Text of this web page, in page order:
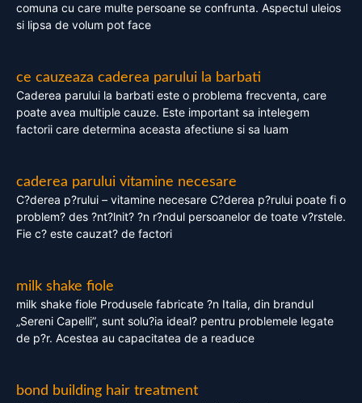
comuna cu care multe persoane se confrunta. Aspectul uleios
si lipsa de volum pot face
ce cauzeaza caderea parului la barbati
Caderea parului la barbati este o problema frecventa, care
poate avea multiple cauze. Este important sa intelegem
factorii care determina aceasta afectiune si sa luam
caderea parului vitamine necesare
C?derea p?rului – vitamine necesare C?derea p?rului poate fi o
problem? des ?nt?lnit? ?n r?ndul persoanelor de toate v?rstele.
Fie c? este cauzat? de factori
milk shake fiole
milk shake fiole Produsele fabricate ?n Italia, din brandul
„Sereni Capelli”, sunt solu?ia ideal? pentru problemele legate
de p?r. Acestea au capacitatea de a readuce
bond building hair treatment